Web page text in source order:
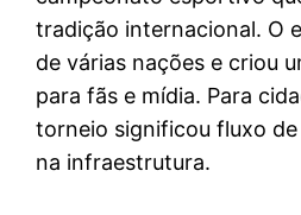
tradição internacional. O
de várias nações e criou
para fãs e mídia. Para
torneio significou fluxo
na infraestrutura.